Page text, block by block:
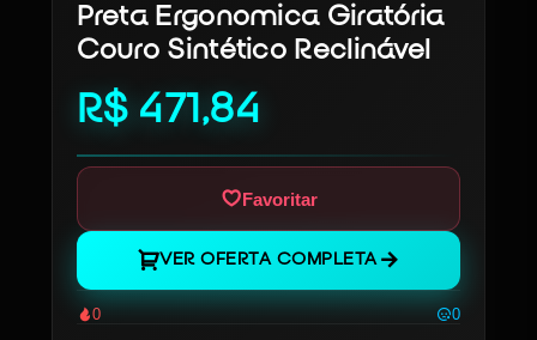
Preta Ergonomica Giratória
Couro Sintético Reclinável
R$ 471,84
Favoritar
VER OFERTA COMPLETA
0 0